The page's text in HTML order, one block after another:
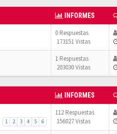
INFORMES
0 Respuestas
173151 Vistas
1 Respuestas
203030 Vistas
INFORMES
1 2 3 4 5 6
112 Respuestas
156027 Vistas